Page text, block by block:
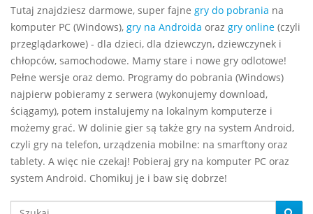
Tutaj znajdziesz darmowe, super fajne gry do pobrania na
komputer PC (Windows), gry na Androida oraz gry online (czyli
przeglądarkowe) - dla dzieci, dla dziewczyn, dziewczynek i
chłopców, samochodowe. Mamy stare i nowe gry odlotowe!
Pełne wersje oraz demo. Programy do pobrania (Windows)
najpierw pobieramy z serwera (wykonujemy download,
ściągamy), potem instalujemy na lokalnym komputerze i
możemy grać. W dolinie gier są także gry na system Android,
czyli gry na telefon, urządzenia mobilne: na smarftony oraz
tablety. A więc nie czekaj! Pobieraj gry na komputer PC oraz
system Android. Chomikuj je i baw się dobrze!